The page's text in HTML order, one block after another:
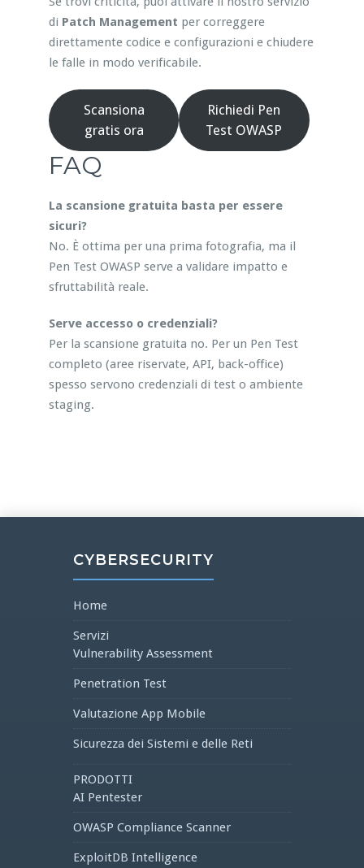
di Patch Management per correggere
direttamente codice e configurazioni e chiudere
le falle in modo verificabile.
Scansiona
gratis ora
Richiedi Pen
Test OWASP
FAQ
La scansione gratuita basta per essere
sicuri?
No. È ottima per una prima fotografia, ma il
Pen Test OWASP serve a validare impatto e
sfruttabilità reale.
Serve accesso o credenziali?
Per la scansione gratuita no. Per un Pen Test
completo (aree riservate, API, back-office)
spesso servono credenziali di test o ambiente
staging.
CYBERSECURITY
Home
Servizi
Vulnerability Assessment
Penetration Test
Valutazione App Mobile
Sicurezza dei Sistemi e delle Reti
PRODOTTI
AI Pentester
OWASP Compliance Scanner
ExploitDB Intelligence